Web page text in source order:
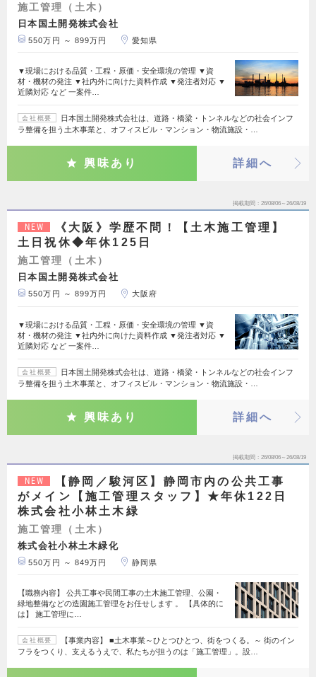
施工管理（土木）
日本国土開発株式会社
550万円 ～ 899万円 愛知県
▼現場における品質・工程・原価・安全環境の管理 ▼資
材・機材の発注 ▼社内外に向けた資料作成 ▼発注者対応 ▼
近隣対応 など 一案件…
会社概要
日本国土開発株式会社は、道路・橋梁・トンネルなどの社会インフ
ラ整備を担う土木事業と、オフィスビル・マンション・物流施設・…
興味あり 詳細へ
掲載期間 26/08/06～26/08/19
NEW
《大阪》学歴不問！【土木施工管理】
土日祝休◆年休125日
施工管理（土木）
日本国土開発株式会社
550万円 ～ 899万円 大阪府
▼現場における品質・工程・原価・安全環境の管理 ▼資
材・機材の発注 ▼社内外に向けた資料作成 ▼発注者対応 ▼
近隣対応 など 一案件…
会社概要
日本国土開発株式会社は、道路・橋梁・トンネルなどの社会インフ
ラ整備を担う土木事業と、オフィスビル・マンション・物流施設・…
興味あり 詳細へ
掲載期間 26/08/06～26/08/19
NEW
【静岡／駿河区】静岡市内の公共工事
がメイン【施工管理スタッフ】★年休122日
株式会社小林土木緑
施工管理（土木）
株式会社小林土木緑化
550万円 ～ 849万円 静岡県
【職務内容】 公共工事や民間工事の土木施工管理、公園・
緑地整備などの造園施工管理をお任せします 。 【具体的に
は】 施工管理に…
会社概要
【事業内容】 ■土木事業～ひとつひとつ、街をつくる。～ 街のイン
フラをつくり、支えるうえで、私たちが担うのは「施工管理」。設…